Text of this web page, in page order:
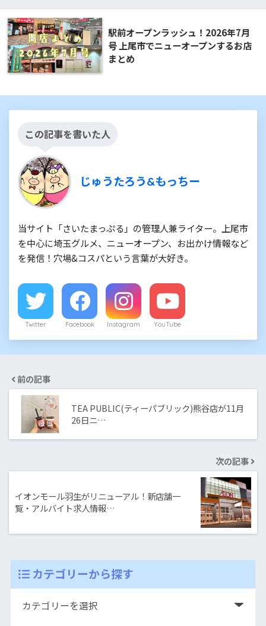
駅前オープンラッシュ！2026年7月
号 上尾市でニューオープンするお店
まとめ
この記事を書いた人
じゅうたろう&もっちー
当サイト「さいたまっぷる」の管理人兼ライター。上尾市
を中心に埼玉グルメ、ニューオープン、お出かけ情報など
を発信！穴場&コスパという言葉が大好き。
Twitter Facebook Instagram YouTube
前の記事
TEA PUBLIC(ティーパブリック)熊谷店が11月
26日ニ…
次の記事
イオンモール羽生がリニューアル！新店舗一
覧・アルバイト求人情報…
カテゴリーから探す